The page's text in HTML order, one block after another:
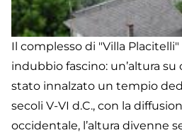
Il complesso di "Villa
indubbio fascino: un’altura
stato innalzato un tempio
secoli V-VI d.C., con la
occidentale, l’altura divenne